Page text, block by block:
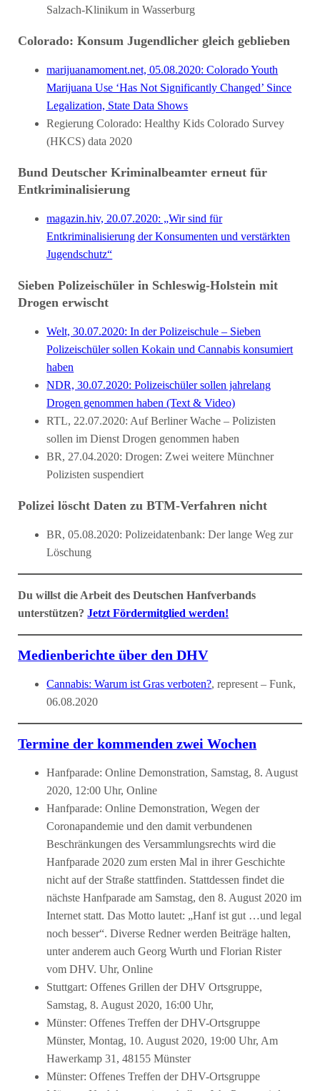
Salzach-Klinikum in Wasserburg
Colorado: Konsum Jugendlicher gleich geblieben
marijuanamoment.net, 05.08.2020: Colorado Youth
Marijuana Use ‘Has Not Significantly Changed’ Since
Legalization, State Data Shows
Regierung Colorado: Healthy Kids Colorado Survey
(HKCS) data 2020
Bund Deutscher Kriminalbeamter erneut für
Entkriminalisierung
magazin.hiv, 20.07.2020: „Wir sind für
Entkriminalisierung der Konsumenten und verstärkten
Jugendschutz“
Sieben Polizeischüler in Schleswig-Holstein mit
Drogen erwischt
Welt, 30.07.2020: In der Polizeischule – Sieben
Polizeischüler sollen Kokain und Cannabis konsumiert
haben
NDR, 30.07.2020: Polizeischüler sollen jahrelang
Drogen genommen haben (Text & Video)
RTL, 22.07.2020: Auf Berliner Wache – Polizisten
sollen im Dienst Drogen genommen haben
BR, 27.04.2020: Drogen: Zwei weitere Münchner
Polizisten suspendiert
Polizei löscht Daten zu BTM-Verfahren nicht
BR, 05.08.2020: Polizeidatenbank: Der lange Weg zur
Löschung
Du willst die Arbeit des Deutschen Hanfverbands
unterstützen?Jetzt Fördermitglied werden!
Medienberichte über den DHV
Cannabis: Warum ist Gras verboten?, represent – Funk,
06.08.2020
Termine der kommenden zwei Wochen
Hanfparade: Online Demonstration, Samstag, 8. August
2020, 12:00 Uhr, Online
Hanfparade: Online Demonstration, Wegen der
Coronapandemie und den damit verbundenen
Beschränkungen des Versammlungsrechts wird die
Hanfparade 2020 zum ersten Mal in ihrer Geschichte
nicht auf der Straße stattfinden. Stattdessen findet die
nächste Hanfparade am Samstag, den 8. August 2020 im
Internet statt. Das Motto lautet: „Hanf ist gut …und legal
noch besser“. Diverse Redner werden Beiträge halten,
unter anderem auch Georg Wurth und Florian Rister
vom DHV.Uhr, Online
Stuttgart: Offenes Grillen der DHV Ortsgruppe,
Samstag, 8. August 2020, 16:00 Uhr,
Münster: Offenes Treffen der DHV-Ortsgruppe
Münster, Montag, 10. August 2020, 19:00 Uhr, Am
Hawerkamp 31, 48155 Münster
Münster: Offenes Treffen der DHV-Ortsgruppe